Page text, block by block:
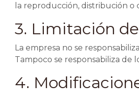
la reproducción, distribución o
3. Limitación
La empresa no se
Tampoco se responsabiliza de
4.